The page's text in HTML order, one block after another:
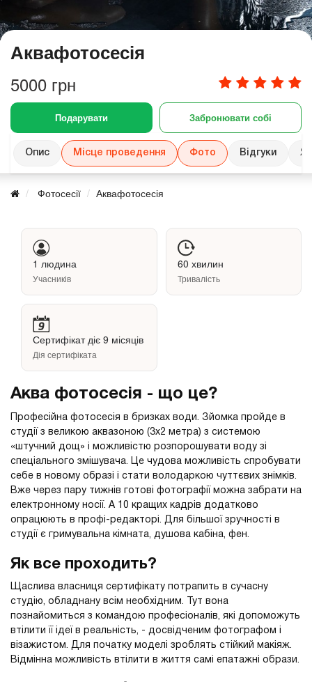
Аквафотосесія
5000 грн
Подарувати Забронювати собі
Опис Місце проведення Фото Відгуки
Фотосесії Аквафотосесія
1 людина
Учасників
60 хвилин
Тривалість
Сертифікат діє 9 місяців
Дія сертифіката
Аква фотосесія - що це?
Професійна фотосесія в бризках води. Зйомка пройде в
студії з великою аквазоною (3х2 метра) з системою
«штучний дощ» і можливістю розпорошувати воду зі
спеціального змішувача. Це чудова можливість спробувати
себе в новому образі і стати володаркою чуттєвих знімків.
Вже через пару тижнів готові фотографії можна забрати на
електронному носії. А 10 кращих кадрів додатково
опрацюють в профі-редакторі. Для більшої зручності в
студії є гримувальна кімната, душова кабіна, фен.
Як все проходить?
Щаслива власниця сертифікату потрапить в сучасну
студію, обладнану всім необхідним. Тут вона
познайомиться з командою професіоналів, які допоможуть
втілити її ідеї в реальність, - досвідченим фотографом і
візажистом. Для початку моделі зроблять стійкий макіяж.
Відмінна можливість втілити в життя самі епатажні образи.